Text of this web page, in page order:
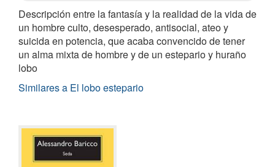
Descripción entre la fantasía y la realidad de la vida de
un hombre culto, desesperado, antisocial, ateo y
suicida en potencia, que acaba convencido de tener
un alma mixta de hombre y de un estepario y huraño
lobo
Similares a El lobo estepario